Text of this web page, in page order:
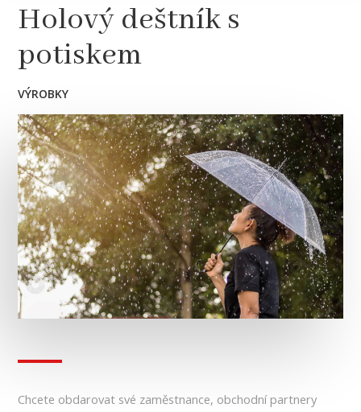
Holový deštník s
potiskem
VÝROBKY
Chcete obdarovat své zaměstnance, obchodní partnery